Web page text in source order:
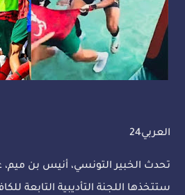
العربي24
تحدث الخبير التونسي، أنيس بن
ستتخذها اللجنة التأديبية التابعة